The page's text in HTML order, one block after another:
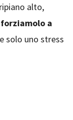
alto,
forziamolo a
solo uno stress